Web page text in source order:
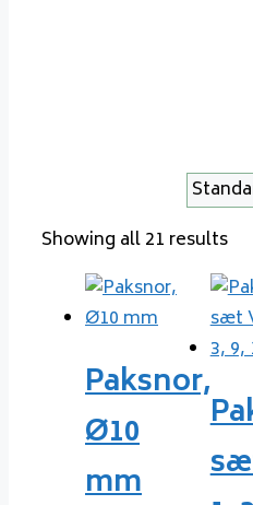
Showing all 21 results
Paksnor,
Ø10
mm